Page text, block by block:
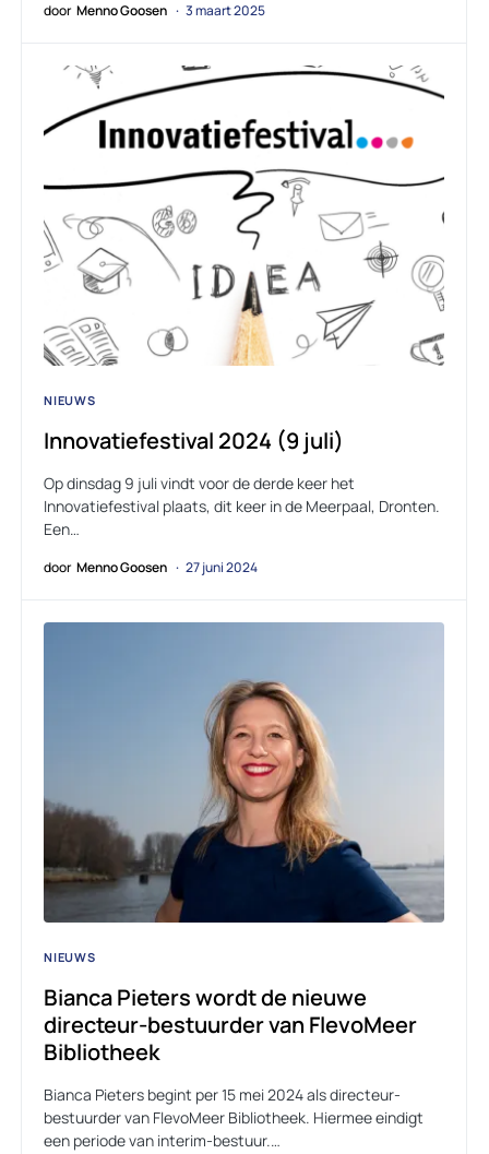
door Menno Goosen 3 maart 2025
NIEUWS
Innovatiefestival 2024 (9 juli)
Op dinsdag 9 juli vindt voor de derde keer het
Innovatiefestival plaats, dit keer in de Meerpaal, Dronten.
Een…
door Menno Goosen 27 juni 2024
NIEUWS
Bianca Pieters wordt de nieuwe
directeur-bestuurder van FlevoMeer
Bibliotheek
Bianca Pieters begint per 15 mei 2024 als directeur-
bestuurder van FlevoMeer Bibliotheek. Hiermee eindigt
een periode van interim-bestuur.…